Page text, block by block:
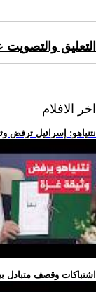
التعليق
اخر الافلام
.. نتنياهو: إسرائيل ترفض وثيقة النقاط
.. اشتباكات وقصف متبادل